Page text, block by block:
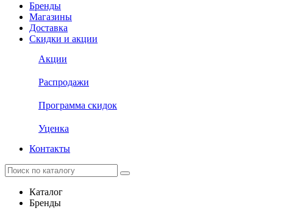
Бренды
Магазины
Доставка
Скидки и акции
Акции
Распродажи
Программа скидок
Уценка
Контакты
Каталог
Бренды